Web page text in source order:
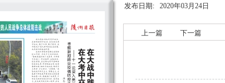
发布日期: 2020年03月24日
上一篇 下一篇